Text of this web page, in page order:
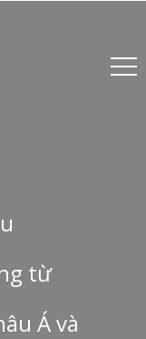
từ
Á và